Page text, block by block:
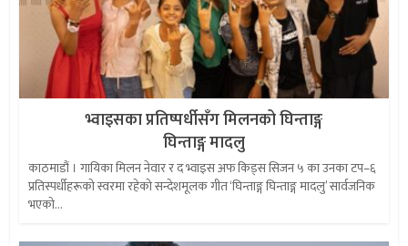
भ्वाइसका प्रतिष्पर्धीसँग मिलनको घिन्ताङ्ग
घिन्ताङ्ग मादलु
काठमाडौं । गायिका मिलन नेवार र द भ्वाइस अफ किड्स सिजन ५ का उनका टप–६
प्रतिस्पर्धीहरूको स्वरमा रहेको सन्देशमूलक गीत ‘घिन्ताङ्ग घिन्ताङ्ग मादलु’ सार्वजनिक
भएको...